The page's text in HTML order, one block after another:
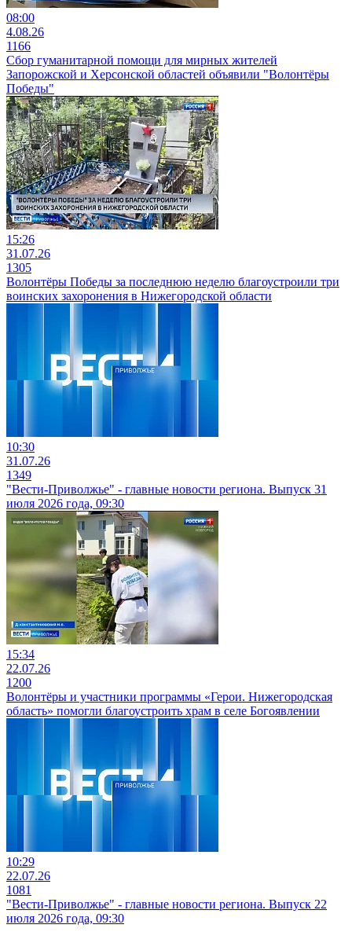
08:00
4.08.26
1166
Сбор гуманитарной помощи для мирных жителей
Запорожской и Херсонской областей объявили "Волонтёры
Победы"
15:26
31.07.26
1305
Волонтёры Победы за последнюю неделю благоустроили три
воинских захоронения в Нижегородской области
10:30
31.07.26
1349
"Вести-Приволжье" - главные новости региона. Выпуск 31
июля 2026 года, 09:30
15:34
22.07.26
1200
Волонтёры и участники программы «Герои. Нижегородская
область» помогли благоустроить храм в селе Богоявлении
10:29
22.07.26
1081
"Вести-Приволжье" - главные новости региона. Выпуск 22
июля 2026 года, 09:30